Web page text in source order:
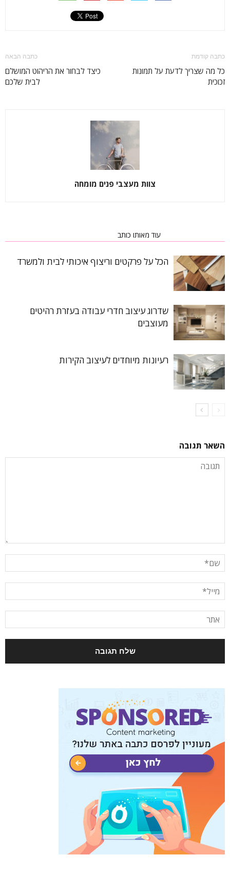
כתבה קודמת
כל מה שצריך לדעת על תמונות
זכוכית
כתבה הבאה
כיצד לבחור את הריהוט המושלם
לבית שלכם
צוות מעצבי פנים מומחה
עוד מאותו כותב
הכל על פרקטים וריצוף איכותי לבית ולמשרד
שדרוג עיצוב חדרי עבודה בעזרת רהיטים
מעוצבים
רעיונות מיוחדים לעיצוב הקירות
השאר תגובה